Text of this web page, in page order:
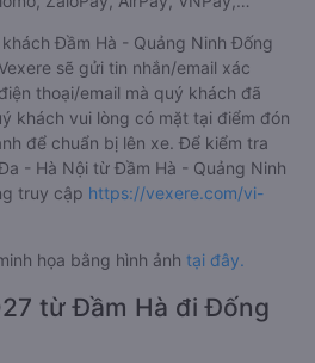
Đầm Hà - Quảng Ninh Đống
sẽ gửi tin nhắn/email xác
thoại/email mà quý khách đã
khách vui lòng có mặt tại điểm đón
để chuẩn bị lên xe. Để kiểm tra
- Hà Nội từ Đầm Hà - Quảng Ninh
truy cập https://vexere.com/vi-
họa bằng hình ảnh tại đây.
từ Đầm Hà đi Đống